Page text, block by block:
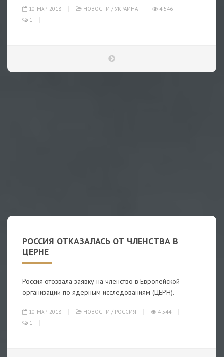
10-МАР-2018 НОВОСТИ / УКРАИНА
4 546
1
РОССИЯ ОТКАЗАЛАСЬ ОТ ЧЛЕНСТВА В
ЦЕРНЕ
Россия отозвала заявку на членство в Европейской
организации по ядерным исследованиям (ЦЕРН).
10-МАР-2018 НОВОСТИ / РОССИЯ
4 544
1